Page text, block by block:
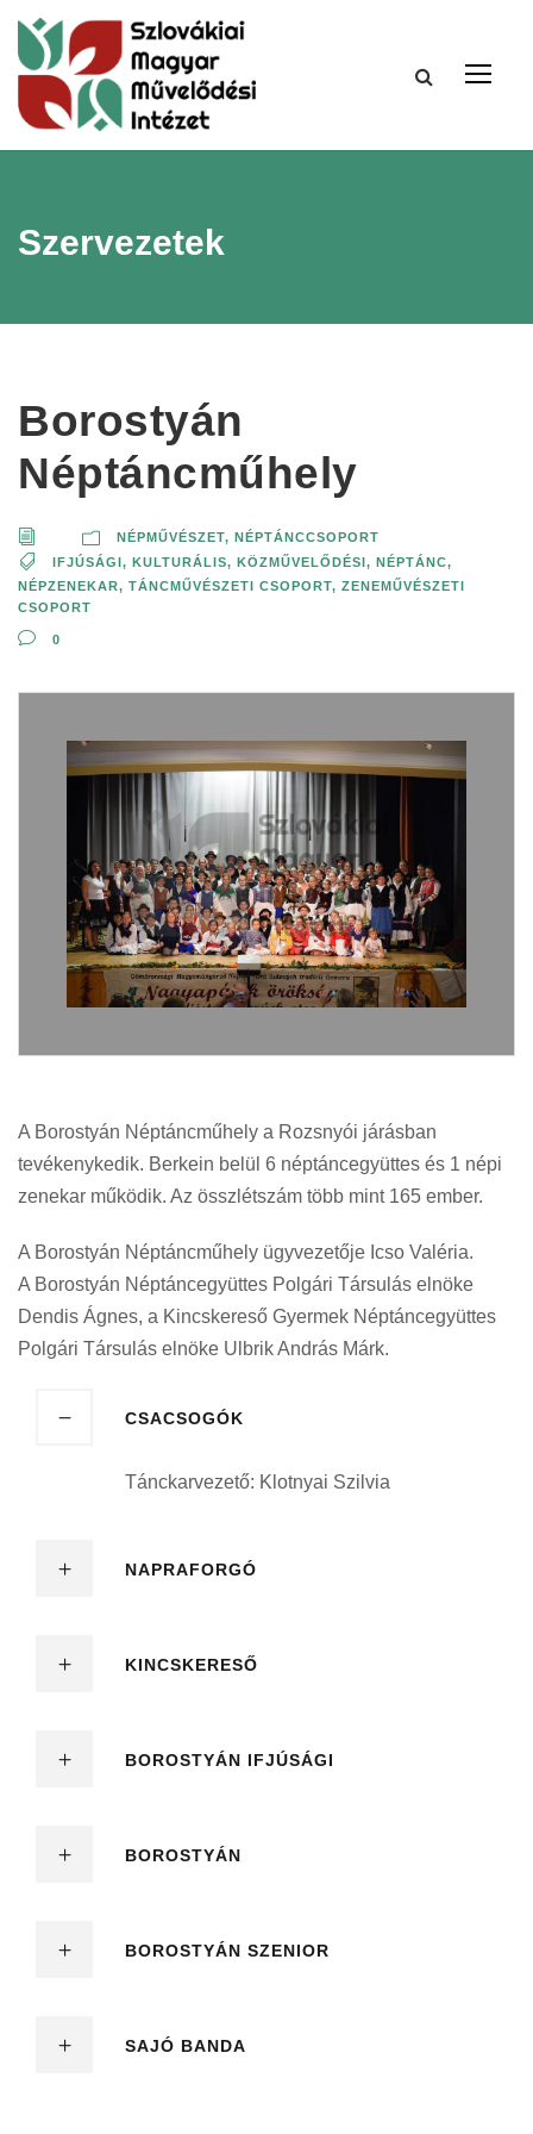
Szervezetek
Borostyán
Néptáncműhely
NÉPMŰVÉSZET, NÉPTÁNCCSOPORT
IFJÚSÁGI, KULTURÁLIS, KÖZMŰVELŐDÉSI, NÉPTÁNC,
NÉPZENEKAR, TÁNCMŰVÉSZETI CSOPORT, ZENEMŰVÉSZETI
CSOPORT
0
A Borostyán Néptáncműhely a Rozsnyói járásban
tevékenykedik. Berkein belül 6 néptáncegyüttes és 1 népi
zenekar működik. Az összlétszám több mint 165 ember.
A Borostyán Néptáncműhely ügyvezetője Icso Valéria.
A Borostyán Néptáncegyüttes Polgári Társulás elnöke
Dendis Ágnes, a Kincskereső Gyermek Néptáncegyüttes
Polgári Társulás elnöke Ulbrik András Márk.
CSACSOGÓK
Tánckarvezető: Klotnyai Szilvia
NAPRAFORGÓ
KINCSKERESŐ
BOROSTYÁN IFJÚSÁGI
BOROSTYÁN
BOROSTYÁN SZENIOR
SAJÓ BANDA